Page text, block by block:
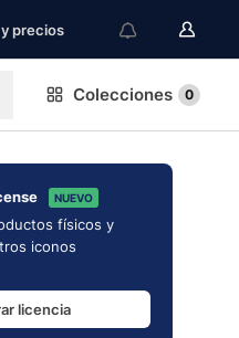
y precios
Colecciones 0
NUEVO
físicos y
iconos
licencia